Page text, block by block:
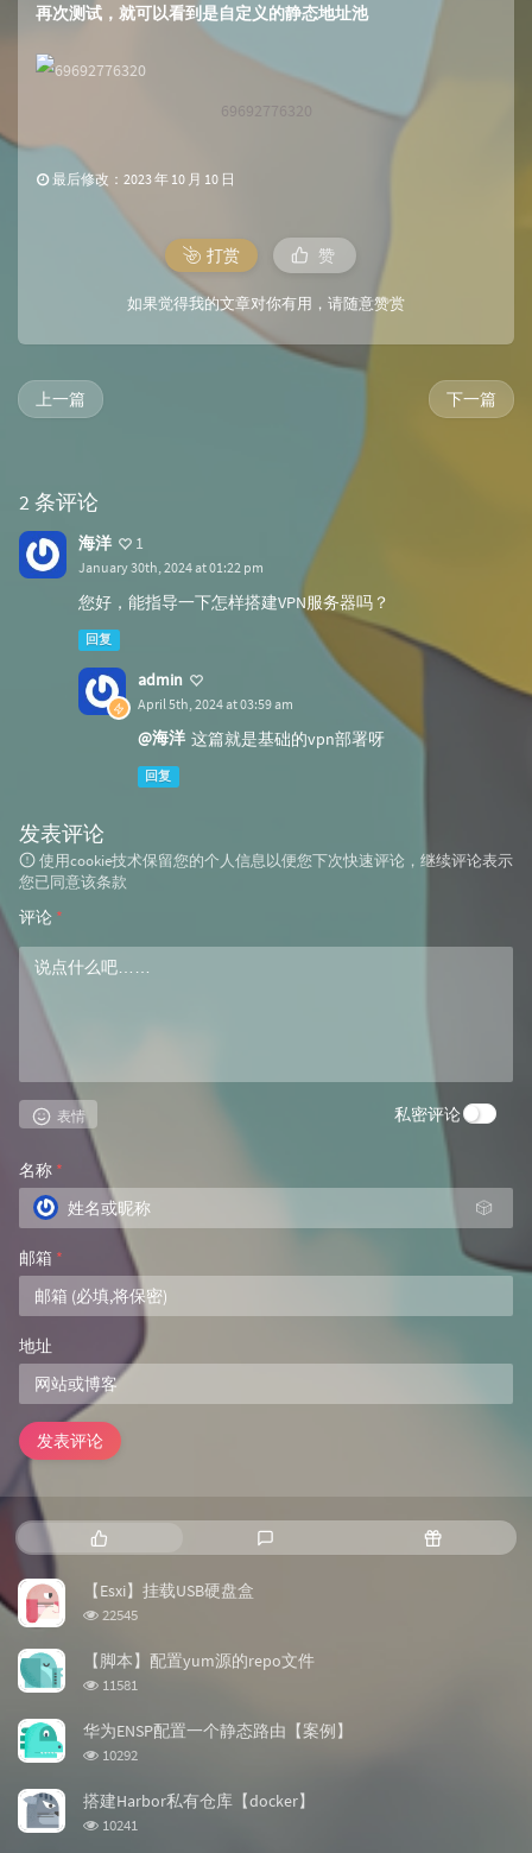
再次测试，就可以看到是自定义的静态地址池
69692776320
最后修改：2023 年 10 月 10 日
打赏 赞
如果觉得我的文章对你有用，请随意赞赏
下一篇
上一篇
2 条评论
海洋 1
January 30th, 2024 at 01:22 pm
您好，能指导一下怎样搭建VPN服务器吗？
回复
admin
April 5th, 2024 at 03:59 am
@海洋 这篇就是基础的vpn部署呀
回复
发表评论
使用cookie技术保留您的个人信息以便您下次快速评论，继续评论表示
您已同意该条款
评论 *
表情 私密评论
名称 *
🎲
邮箱 *
地址
发表评论
热
门
文
章
新
随
机
【Esxi】挂载USB硬盘盒
浏
次
数:
22545
【脚本】配置yum源的repo文件
浏
次
数:
11581
华为ENSP配置一个静态路由【案例】
浏
次
数:
10292
搭建Harbor私有仓库【docker】
浏
10241